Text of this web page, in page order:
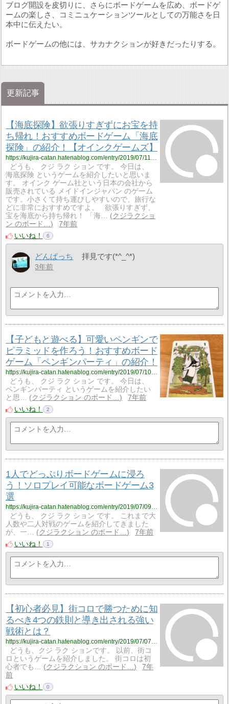
ブログ開設を皮切りに、さらにボードゲームを広め、ボードゲ
ームの楽しさ、コミニュケーションツールとしての万能さを日
本中に伝えたい。
ボードゲームの他には、サカナクションが好きだったりする。
更新記事
【海底探険】欲張りすぎずにお宝を持
ち帰れ！おすすめボードゲーム「海底
探険」の紹介！【オインクゲームズ】
どうも、 クジ ラク ション です。 今日は、
海底探険 というゲームを紹介したいと思いま
す。 オインク ゲーム社という日本の会社から
販売されている メイドインジャパン のゲーム
です。小さくて持ち運びしやすいので、旅行な
どに非常におすすめですよ。 欲張りすぎず、
宝を海底から持ち帰れ！ 「海…
クジラクショ
ン のボード…
7年前
いいね！
6
どんぱっち 拝見です(*^_^*)
3年前
【子どもと遊べる】可愛いペンギンで
ピラミッドを作ろう！おすすめボード
ゲーム「ペンギンパーティ」の紹介！
どうも、 クジ ラク ション です。 今日は、
ペンギンパーティ というゲームを紹介したい
と思…
クジラクション のボード…
7年前
いいね！
2
1人でどっぷりボードゲームに浸ろ
う！ソロプレイ可能なボードゲーム3
選
どうも、 クジ ラク ション です。 これまで大
人数や二人対戦のゲームを紹介してきました
が、一…
クジラクション のボード…
7年前
いいね！
1
【初心者必見】街コロで勝つために知
るべき4つの鉄則と導き出される強い
戦術とは？
どうも、クジ ラク ションです。 以前、街コ
ロというゲームを紹介しました。 街コロは初
心者でも…
クジラクション のボード…
7年
前
いいね！
0